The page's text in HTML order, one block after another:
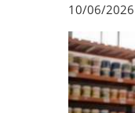
10/06/2026